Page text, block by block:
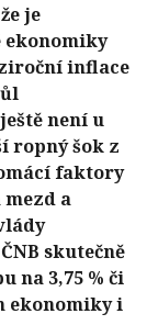
je
ekonomiky
inflace
není u
ropný šok z
faktory
a
skutečně
na 3,75 % či
ekonomiky i